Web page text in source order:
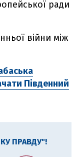
ради
війни між
Південний
ПРАВДУ"!